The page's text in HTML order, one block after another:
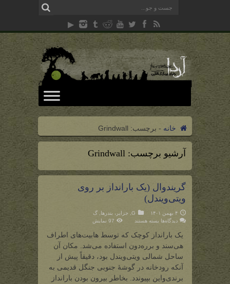
خانه - برچسب: Grindwall
آرشیو برچسب: Grindwall
گریندوال (یک بارانداز بر روی
ویتی‌ویندل)
۴ بهمن ۱۴۰۱ G جزایر، بندرها
گ
دیدگاه‌ها برای
(یک
بارانداز
روی
ویتی‌ویندل)
بسته هستند 97 نمایش
یک بارانداز کوچک که توسط هابیت‌های اطراف
هی‌سند و برره‌دون استفاده می‌شد. مکان آن
ساحل شمالی ویتی‌ویندل بود، دقیقاً پیش از
آنکه رودخانه در گوشۀ جنوبی جنگل قدیمی به
برندی‌واین بپیوندد. بخاطر بیرون بودن بارانداز